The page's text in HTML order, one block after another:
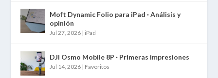
Moft Dynamic Folio para iPad · Análisis y
opinión
Jul 27, 2026 | iPad
DJI Osmo Mobile 8P · Primeras impresiones
Jul 14, 2026 | Favoritos